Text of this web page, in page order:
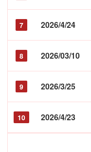
7 2026/4/24
8 2026/03/10
9 2026/3/25
10 2026/4/23